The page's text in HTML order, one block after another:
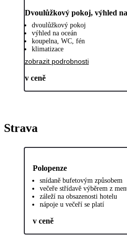
Dvoulůžkový pokoj, výhled
dvoulůžkový pokoj
výhled na oceán
koupelna, WC, fén
klimatizace
zobrazit podrobnosti
v ceně
Strava
Polopenze
snídaně bufetovým způsobem
večeře střídavě výběrem z
záleží na obsazenosti hotelu
nápoje u večeří se platí
v ceně